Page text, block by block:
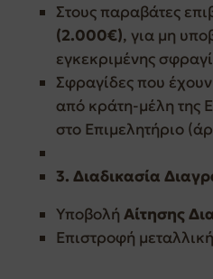
Στους παραβάτες
(2.000€), για μη
εγκεκριμένης
Σφραγίδες που
από κράτη-μέλη της
στο Επιμελητήριο
3. Διαδικασία
Υποβολή Αίτησης
Επιστροφή